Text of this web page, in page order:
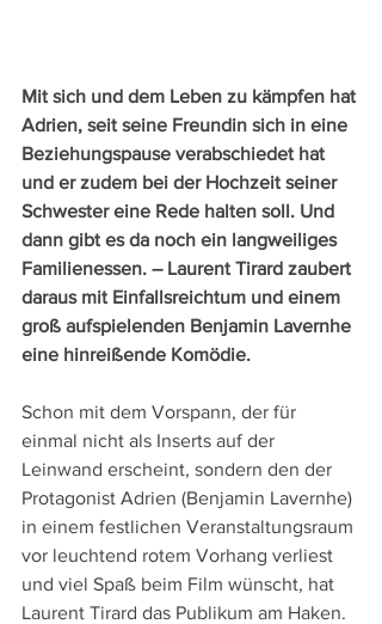
Mit sich und dem Leben zu kämpfen hat
Adrien, seit seine Freundin sich in eine
Beziehungspause verabschiedet hat
und er zudem bei der Hochzeit seiner
Schwester eine Rede halten soll. Und
dann gibt es da noch ein langweiliges
Familienessen. – Laurent Tirard zaubert
daraus mit Einfallsreichtum und einem
groß aufspielenden Benjamin Lavernhe
eine hinreißende Komödie.
Schon mit dem Vorspann, der für
einmal nicht als Inserts auf der
Leinwand erscheint, sondern den der
Protagonist Adrien (Benjamin Lavernhe)
in einem festlichen Veranstaltungsraum
vor leuchtend rotem Vorhang verliest
und viel Spaß beim Film wünscht, hat
Laurent Tirard das Publikum am Haken.